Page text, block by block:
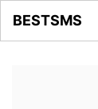
BESTSMS